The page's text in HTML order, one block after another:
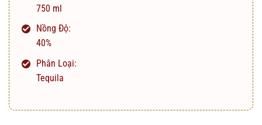
750 ml
Nồng Độ:
40%
Phân Loại:
Tequila